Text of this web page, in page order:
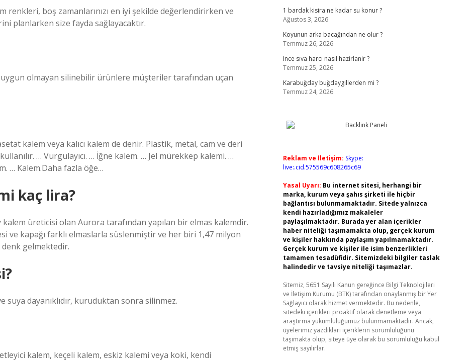
renkleri, boş zamanlarınızı en iyi şekilde değerlendirirken ve
planlarken size fayda sağlayacaktır.
uygun olmayan silinebilir ürünlere müşteriler tarafından uçan
kalem veya kalıcı kalem de denir. Plastik, metal, cam ve deri
… Vurgulayıcı. … İğne kalem. … Jel mürekkep kalemi. …
… Kalem.Daha fazla öğe…
kaç lira?
üreticisi olan Aurora tarafından yapılan bir elmas kalemdir.
ve kapağı farklı elmaslarla süslenmiştir ve her biri 1,47 milyon
gelmektedir.
dayanıklıdır, kuruduktan sonra silinmez.
kalem, keçeli kalem, eskiz kalemi veya koki, kendi
1 bardak kisira ne kadar su konur ?
Ağustos 3, 2026
Koyunun arka bacağından ne olur ?
Temmuz 26, 2026
Ince sıva harcı nasıl hazirlanir ?
Temmuz 25, 2026
Karabuğday buğdaygillerden mi ?
Temmuz 24, 2026
Reklam ve İletişim: Skype:
live:.cid.575569c608265c69
Yasal Uyarı: Bu internet sitesi, herhangi bir
marka, kurum veya şahıs şirketi ile hiçbir
bağlantısı bulunmamaktadır. Sitede yalnızca
kendi hazırladığımız makaleler
paylaşılmaktadır. Burada yer alan içerikler
haber niteliği taşımamakta olup, gerçek kurum
ve kişiler hakkında paylaşım yapılmamaktadır.
Gerçek kurum ve kişiler ile isim benzerlikleri
tamamen tesadüfidir. Sitemizdeki bilgiler taslak
halindedir ve tavsiye niteliği taşımazlar.
Sitemiz, 5651 Sayılı Kanun gereğince Bilgi Teknolojileri
ve İletişim Kurumu (BTK) tarafından onaylanmış bir Yer
Sağlayıcı olarak hizmet vermektedir. Bu nedenle,
sitedeki içerikleri proaktif olarak denetleme veya
araştırma yükümlülüğümüz bulunmamaktadır. Ancak,
üyelerimiz yazdıkları içeriklerin sorumluluğunu
taşımakta olup, siteye üye olarak bu sorumluluğu kabul
etmiş sayılırlar.